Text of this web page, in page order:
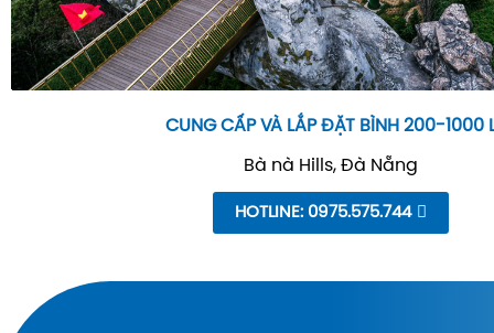
CUNG CẤP VÀ LẮP ĐẶT BÌNH 200-1000
Bà nà Hills, Đà Nẵng
HOTLINE: 0975.575.744